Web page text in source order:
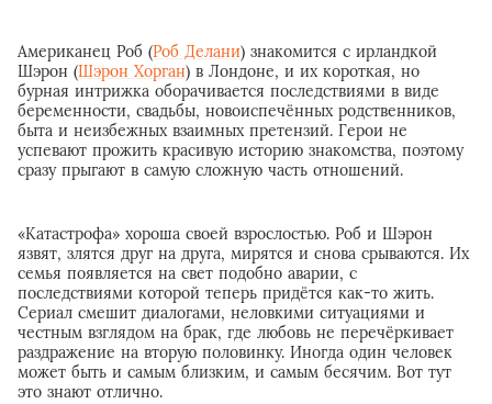
Американец Роб (Роб Делани) знакомится с ирландкой
Шэрон (Шэрон Хорган) в Лондоне, и их короткая, но
бурная интрижка оборачивается последствиями в виде
беременности, свадьбы, новоиспечённых родственников,
быта и неизбежных взаимных претензий. Герои не
успевают прожить красивую историю знакомства, поэтому
сразу прыгают в самую сложную часть отношений.
«Катастрофа» хороша своей взрослостью. Роб и Шэрон
язвят, злятся друг на друга, мирятся и снова срываются. Их
семья появляется на свет подобно аварии, с
последствиями которой теперь придётся как-то жить.
Сериал смешит диалогами, неловкими ситуациями и
честным взглядом на брак, где любовь не перечёркивает
раздражение на вторую половинку. Иногда один человек
может быть и самым близким, и самым бесячим. Вот тут
это знают отлично.